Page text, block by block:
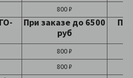
800 ₽
При заказе до 6500
руб
800 ₽
800 ₽